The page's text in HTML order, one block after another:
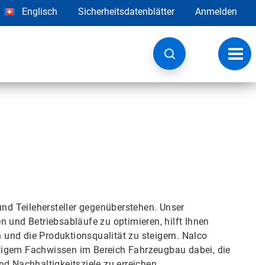
Englisch Sicherheitsdatenblätter Anmelden
Teilehersteller gegenüberstehen. Unser
und Betriebsabläufe zu optimieren, hilft Ihnen
die Produktionsqualität zu steigern. Nalco
Fachwissen im Bereich Fahrzeugbau dabei, die